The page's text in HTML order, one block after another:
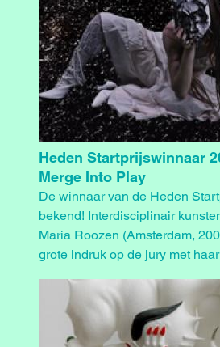
Heden Startprijswinnaar
Merge Into Play
De winnaar van de Heden
bekend! Interdisciplinair
Maria Roozen (Amsterdam,
grote indruk op de jury met haar
Afbeelding